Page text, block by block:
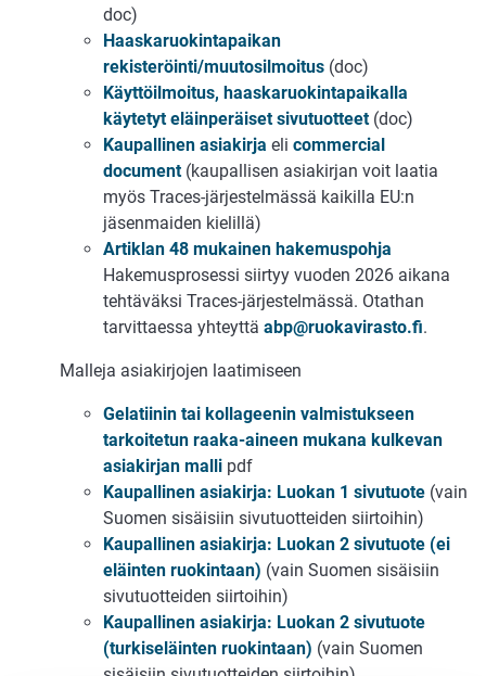
doc)
Haaskaruokintapaikan
rekisteröinti/muutosilmoitus (doc)
Käyttöilmoitus, haaskaruokintapaikalla
käytetyt eläinperäiset sivutuotteet(doc)
Kaupallinen asiakirja eli commercial
document (kaupallisen asiakirjan voit laatia
myös Traces-järjestelmässä kaikilla EU:n
jäsenmaiden kielillä)
Artiklan 48 mukainen hakemuspohja
Hakemusprosessi siirtyy vuoden 2026 aikana
tehtäväksi Traces-järjestelmässä. Otathan
tarvittaessa yhteyttä abp@ruokavirasto.fi.
Malleja asiakirjojen laatimiseen
Gelatiinin tai kollageenin valmistukseen
tarkoitetun raaka-aineen mukana kulkevan
asiakirjan malli pdf
Kaupallinen asiakirja: Luokan 1 sivutuote (vain
Suomen sisäisiin sivutuotteiden siirtoihin)
Kaupallinen asiakirja: Luokan 2 sivutuote (ei
eläinten ruokintaan) (vain Suomen sisäisiin
sivutuotteiden siirtoihin)
Kaupallinen asiakirja: Luokan 2 sivutuote
(turkiseläinten ruokintaan) (vain Suomen